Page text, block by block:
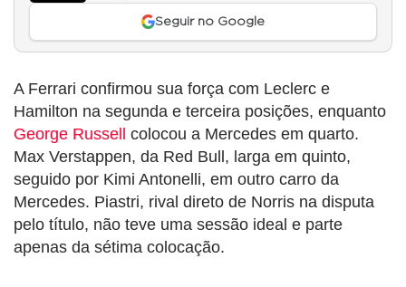
Seguir no Google
A Ferrari confirmou sua força com Leclerc e
Hamilton na segunda e terceira posições, enquanto
George Russell
colocou a Mercedes em quarto.
Max Verstappen, da Red Bull, larga em quinto,
seguido por Kimi Antonelli, em outro carro da
Mercedes. Piastri, rival direto de Norris na disputa
pelo título, não teve uma sessão ideal e parte
apenas da sétima colocação.